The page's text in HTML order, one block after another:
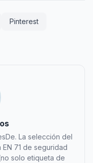
Pinterest
La selección del
71 de seguridad
solo etiqueta de